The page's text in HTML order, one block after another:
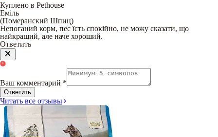
Куплено в Pethouse
Еміль
(Померанский Шпиц)
Непоганий корм, пес їсть спокійно, не можу сказати, що
найкращий, але наче хороший.
Ответить
Ваш комментарий *
Ответить
Читать все отзывы